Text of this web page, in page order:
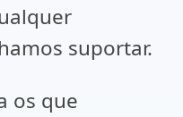
suportar.
os que